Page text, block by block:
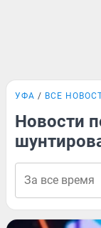
УФА ВСЕ
Новости